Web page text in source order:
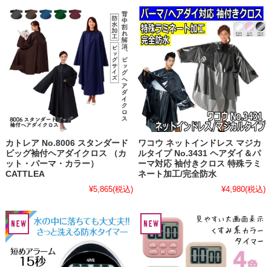
カトレア No.8006 スタンダード
ビッグ袖付ヘアダイクロス （カ
ット・パーマ・カラー）
CATTLEA
¥5,865(税込)
ワコウ ネットインドレス マジカ
ルタイプ No.3431 ヘアダイ＆パ
ーマ対応 袖付きクロス 特殊ラミ
ネート加工/完全防水
¥4,980(税込)